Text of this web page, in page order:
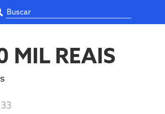
MIL REAIS